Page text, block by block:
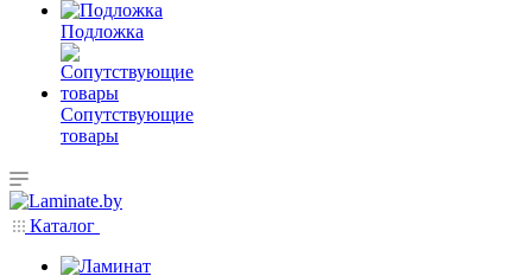
Подложка
Сопутствующие
товары
Каталог